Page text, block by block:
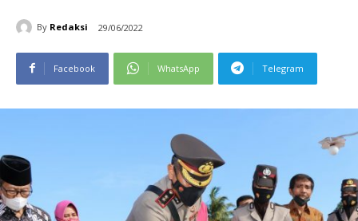
By Redaksi 29/06/2022
Facebook WhatsApp Telegram